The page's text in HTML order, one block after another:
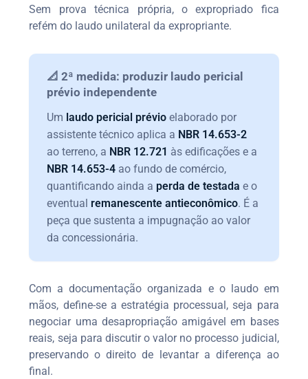
Sem prova técnica própria, o expropriado fica
refém do laudo unilateral da expropriante.
📐 2ª medida: produzir laudo pericial
prévio independente
Um laudo pericial prévio elaborado por
assistente técnico aplica a NBR 14.653-2
ao terreno, a NBR 12.721 às edificações e a
NBR 14.653-4 ao fundo de comércio,
quantificando ainda a perda de testada e o
eventual remanescente antieconômico. É a
peça que sustenta a impugnação ao valor
da concessionária.
Com a documentação organizada e o laudo em
mãos, define-se a estratégia processual, seja para
negociar uma desapropriação amigável em bases
reais, seja para discutir o valor no processo judicial,
preservando o direito de levantar a diferença ao
final.